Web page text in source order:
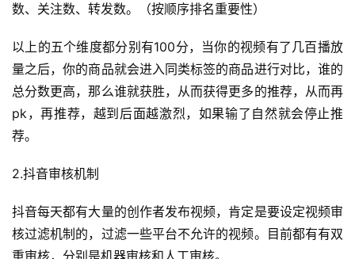
数、关注数、转发数。（按顺序排名重要性）
以上的五个维度都分别有100分，当你的视频有了几百播放
量之后，你的商品就会进入同类标签的商品进行对比，谁的
总分数更高，那么谁就获胜，从而获得更多的推荐，从而再
pk，再推荐，越到后面越激烈，如果输了自然就会停止推
荐。
2.抖音审核机制
抖音每天都有大量的创作者发布视频，肯定是要设定视频审
核过滤机制的，过滤一些平台不允许的视频。目前都有有双